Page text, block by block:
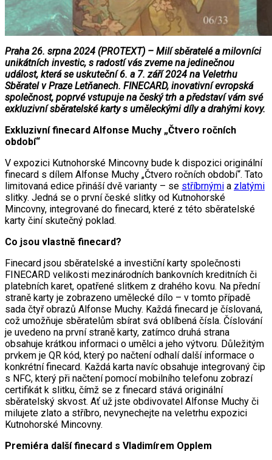
Praha 26. srpna 2024 (PROTEXT) – Milí sběratelé a milovníci
unikátních investic, s radostí vás zveme na jedinečnou
událost, která se uskuteční 6. a 7. září 2024 na Veletrhu
Sběratel v Praze Letňanech. FINECARD, inovativní evropská
společnost, poprvé vstupuje na český trh a představí vám své
exkluzivní sběratelské karty s uměleckými díly a drahými kovy.
Exkluzivní finecard Alfonse Muchy „Čtvero ročních
období“
V expozici Kutnohorské Mincovny bude k dispozici originální
finecard s dílem Alfonse Muchy „Čtvero ročních období“. Tato
limitovaná edice přináší dvě varianty – se stříbrnými a zlatými
slitky. Jedná se o první české slitky od Kutnohorské
Mincovny, integrované do finecard, které z této sběratelské
karty činí skutečný poklad.
Co jsou vlastně finecard?
Finecard jsou sběratelské a investiční karty společnosti
FINECARD velikosti mezinárodních bankovních kreditních či
platebních karet, opatřené slitkem z drahého kovu. Na přední
straně karty je zobrazeno umělecké dílo – v tomto případě
sada čtyř obrazů Alfonse Muchy. Každá finecard je číslovaná,
což umožňuje sběratelům sbírat svá oblíbená čísla. Číslování
je uvedeno na první straně karty, zatímco druhá strana
obsahuje krátkou informaci o umělci a jeho výtvoru. Důležitým
prvkem je QR kód, který po načtení odhalí další informace o
konkrétní finecard. Každá karta navíc obsahuje integrovaný čip
s NFC, který při načtení pomocí mobilního telefonu zobrazí
certifikát k slitku, čímž se z finecard stává originální
sběratelský skvost. Ať už jste obdivovatel Alfonse Muchy či
milujete zlato a stříbro, nevynechejte na veletrhu expozici
Kutnohorské Mincovny.
Premiéra další finecard s Vladimírem Opplem